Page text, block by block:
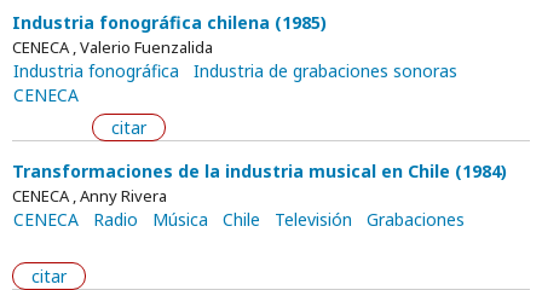
Industria fonográfica chilena (1985)
CENECA , Valerio Fuenzalida
Industria fonográfica
Industria de grabaciones sonoras
CENECA
citar
Transformaciones de la industria musical en Chile (1984)
CENECA , Anny Rivera
CENECA Radio Música Chile Televisión Grabaciones
citar